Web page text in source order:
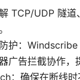
TCP/UDP 隧道
护：
广告拦截协作，
：确保在断线时